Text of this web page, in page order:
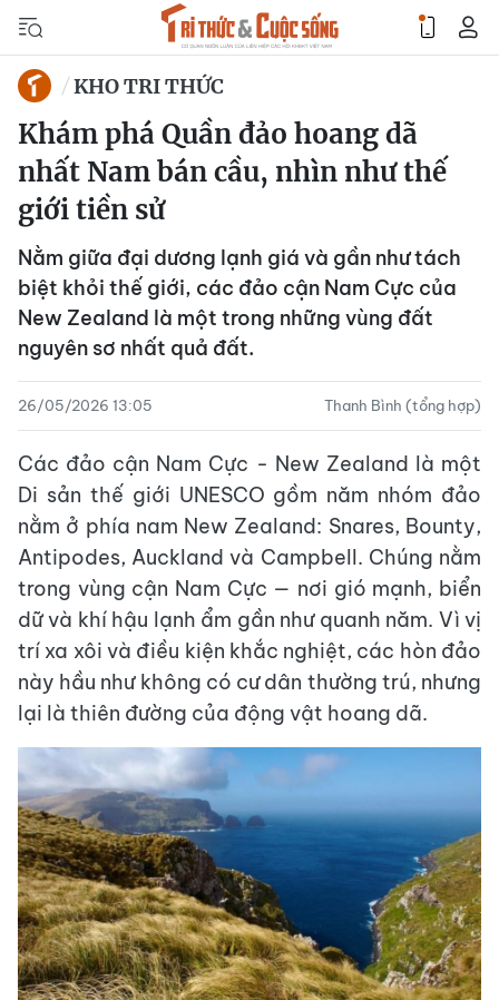
KHO TRI THỨC
Khám phá Quần đảo hoang dã
nhất Nam bán cầu, nhìn như thế
giới tiền sử
Nằm giữa đại dương lạnh giá và gần như tách
biệt khỏi thế giới, các đảo cận Nam Cực của
New Zealand là một trong những vùng đất
nguyên sơ nhất quả đất.
26/05/2026 13:05 Thanh Bình (tổng hợp)
Các đảo cận Nam Cực - New Zealand là một
Di sản thế giới UNESCO gồm năm nhóm đảo
nằm ở phía nam New Zealand: Snares, Bounty,
Antipodes, Auckland và Campbell. Chúng nằm
trong vùng cận Nam Cực — nơi gió mạnh, biển
dữ và khí hậu lạnh ẩm gần như quanh năm. Vì vị
trí xa xôi và điều kiện khắc nghiệt, các hòn đảo
này hầu như không có cư dân thường trú, nhưng
lại là thiên đường của động vật hoang dã.